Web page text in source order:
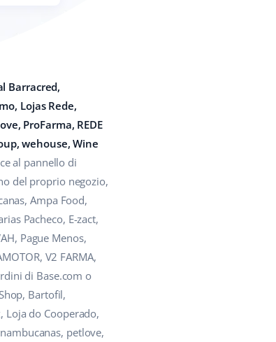
Barracred,
Lojas Rede,
ProFarma, REDE
wehouse, Wine
al pannello di
del proprio negozio,
Ampa Food,
Pacheco, E-zact,
Pague Menos,
V2 FARMA,
di Base.com o
Bartofil,
Loja do Cooperado,
petlove,